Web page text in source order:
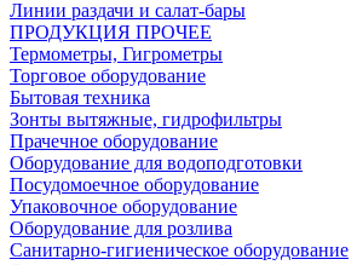
Линии раздачи и салат-бары
ПРОДУКЦИЯ ПРОЧЕЕ
Термометры, Гигрометры
Торговое оборудование
Бытовая техника
Зонты вытяжные, гидрофильтры
Прачечное оборудование
Оборудование для водоподготовки
Посудомоечное оборудование
Упаковочное оборудование
Оборудование для розлива
Санитарно-гигиеническое оборудование